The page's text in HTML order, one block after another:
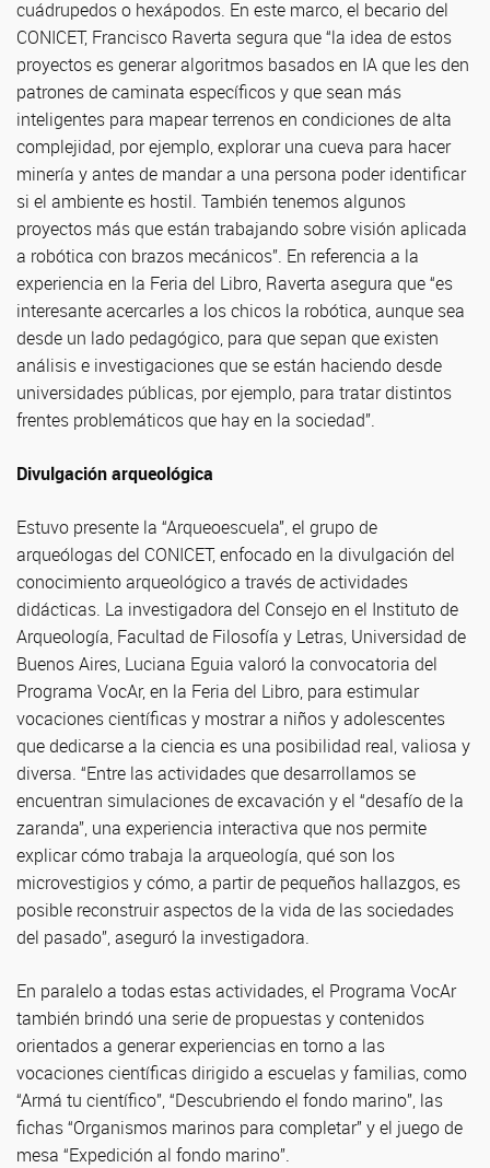
cuádrupedos o hexápodos. En este marco, el becario del
CONICET, Francisco Raverta segura que “la idea de estos
proyectos es generar algoritmos basados en IA que les den
patrones de caminata específicos y que sean más
inteligentes para mapear terrenos en condiciones de alta
complejidad, por ejemplo, explorar una cueva para hacer
minería y antes de mandar a una persona poder identificar
si el ambiente es hostil. También tenemos algunos
proyectos más que están trabajando sobre visión aplicada
a robótica con brazos mecánicos”. En referencia a la
experiencia en la Feria del Libro, Raverta asegura que “es
interesante acercarles a los chicos la robótica, aunque sea
desde un lado pedagógico, para que sepan que existen
análisis e investigaciones que se están haciendo desde
universidades públicas, por ejemplo, para tratar distintos
frentes problemáticos que hay en la sociedad”.
Divulgación arqueológica
Estuvo presente la “Arqueoescuela”, el grupo de
arqueólogas del CONICET, enfocado en la divulgación del
conocimiento arqueológico a través de actividades
didácticas. La investigadora del Consejo en el Instituto de
Arqueología, Facultad de Filosofía y Letras, Universidad de
Buenos Aires, Luciana Eguia valoró la convocatoria del
Programa VocAr, en la Feria del Libro, para estimular
vocaciones científicas y mostrar a niños y adolescentes
que dedicarse a la ciencia es una posibilidad real, valiosa y
diversa. “Entre las actividades que desarrollamos se
encuentran simulaciones de excavación y el “desafío de la
zaranda”, una experiencia interactiva que nos permite
explicar cómo trabaja la arqueología, qué son los
microvestigios y cómo, a partir de pequeños hallazgos, es
posible reconstruir aspectos de la vida de las sociedades
del pasado”, aseguró la investigadora.
En paralelo a todas estas actividades, el Programa VocAr
también brindó una serie de propuestas y contenidos
orientados a generar experiencias en torno a las
vocaciones científicas dirigido a escuelas y familias, como
“Armá tu científico”, “Descubriendo el fondo marino”, las
fichas “Organismos marinos para completar” y el juego de
mesa “Expedición al fondo marino”.